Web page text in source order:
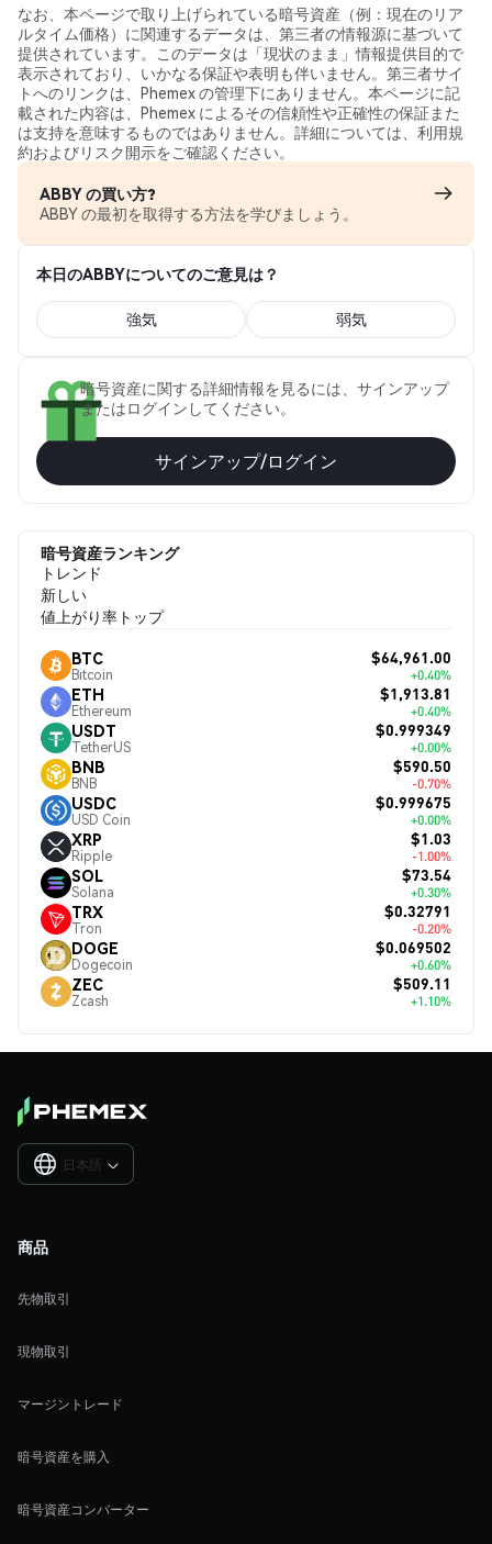
なお、本ページで取り上げられている暗号資産（例：現在のリア
ルタイム価格）に関連するデータは、第三者の情報源に基づいて
提供されています。このデータは「現状のまま」情報提供目的で
表示されており、いかなる保証や表明も伴いません。第三者サイ
トへのリンクは、Phemex の管理下にありません。本ページに記
載された内容は、Phemex によるその信頼性や正確性の保証また
は支持を意味するものではありません。詳細については、利用規
約およびリスク開示をご確認ください。
ABBY の買い方?
ABBY の最初を取得する方法を学びましょう。
本日のABBYについてのご意見は？
強気 弱気
暗号資産に関する詳細情報を見るには、サインアップ
またはログインしてください。
サインアップ/ログイン
暗号資産ランキング
トレンド
新しい
値上がり率トップ
BTC
Bitcoin
$64,961.00
+0.40%
ETH
Ethereum
$1,913.81
+0.40%
USDT
TetherUS
$0.999349
+0.00%
BNB
BNB
$590.50
-0.70%
USDC
USD Coin
$0.999675
+0.00%
XRP
Ripple
$1.03
-1.00%
SOL
Solana
$73.54
+0.30%
TRX
Tron
$0.32791
-0.20%
DOGE
Dogecoin
$0.069502
+0.60%
ZEC
Zcash
$509.11
+1.10%
日本語 
商品
先物取引
現物取引
マージントレード
暗号資産を購入
暗号資産コンバーター